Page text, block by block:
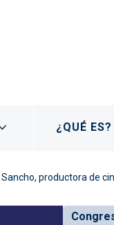
¿QUÉ ES?
productora de